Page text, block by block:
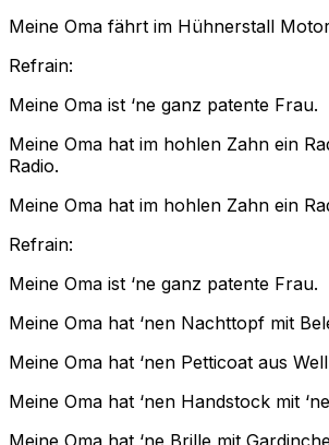
Meine Oma fährt im Hühnerstall
Refrain:
Meine Oma ist ‘ne ganz patente Frau.
Meine Oma hat im hohlen Zahn ein
Radio.
Meine Oma hat im hohlen Zahn ein
Refrain:
Meine Oma ist ‘ne ganz patente Frau.
Meine Oma hat ‘nen Nachttopf mit
Meine Oma hat ‘nen Petticoat aus
Meine Oma hat ‘nen Handstock mit
Meine Oma hat ‘ne Brille mit